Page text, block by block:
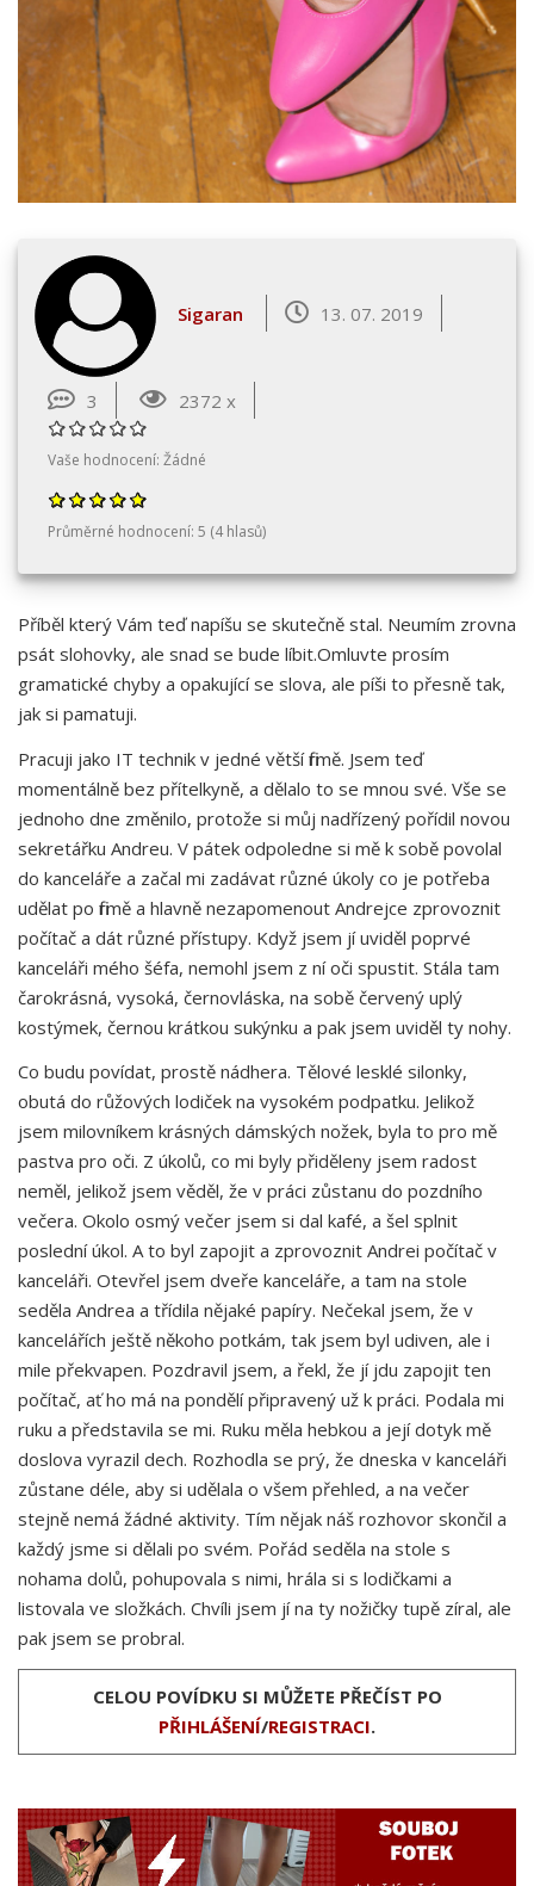
Sigaran 13. 07. 2019
3 2372 x
Vaše hodnocení: Žádné
Průměrné hodnocení: 5 (4hlasů)
Příběl který Vám teď napíšu se skutečně stal. Neumím zrovna
psát slohovky, ale snad se bude líbit.Omluvte prosím
gramatické chyby a opakující se slova, ale píši to přesně tak,
jak si pamatuji.
Pracuji jako IT technik v jedné větší firmě. Jsem teď
momentálně bez přítelkyně, a dělalo to se mnou své. Vše se
jednoho dne změnilo, protože si můj nadřízený pořídil novou
sekretářku Andreu. V pátek odpoledne si mě k sobě povolal
do kanceláře a začal mi zadávat různé úkoly co je potřeba
udělat po firmě a hlavně nezapomenout Andrejce zprovoznit
počítač a dát různé přístupy. Když jsem jí uviděl poprvé
kanceláři mého šéfa, nemohl jsem z ní oči spustit. Stála tam
čarokrásná, vysoká, černovláska, na sobě červený uplý
kostýmek, černou krátkou sukýnku a pak jsem uviděl ty nohy.
Co budu povídat, prostě nádhera. Tělové lesklé silonky,
obutá do růžových lodiček na vysokém podpatku. Jelikož
jsem milovníkem krásných dámských nožek, byla to pro mě
pastva pro oči. Z úkolů, co mi byly přiděleny jsem radost
neměl, jelikož jsem věděl, že v práci zůstanu do pozdního
večera. Okolo osmý večer jsem si dal kafé, a šel splnit
poslední úkol. A to byl zapojit a zprovoznit Andrei počítač v
kanceláři. Otevřel jsem dveře kanceláře, a tam na stole
seděla Andrea a třídila nějaké papíry. Nečekal jsem, že v
kancelářích ještě někoho potkám, tak jsem byl udiven, ale i
mile překvapen. Pozdravil jsem, a řekl, že jí jdu zapojit ten
počítač, ať ho má na pondělí připravený už k práci. Podala mi
ruku a představila se mi. Ruku měla hebkou a její dotyk mě
doslova vyrazil dech. Rozhodla se prý, že dneska v kanceláři
zůstane déle, aby si udělala o všem přehled, a na večer
stejně nemá žádné aktivity. Tím nějak náš rozhovor skončil a
každý jsme si dělali po svém. Pořád seděla na stole s
nohama dolů, pohupovala s nimi, hrála si s lodičkami a
listovala ve složkách. Chvíli jsem jí na ty nožičky tupě zíral, ale
pak jsem se probral.
CELOU POVÍDKU SI MŮŽETE PŘEČÍST PO
PŘIHLÁŠENÍ/REGISTRACI.